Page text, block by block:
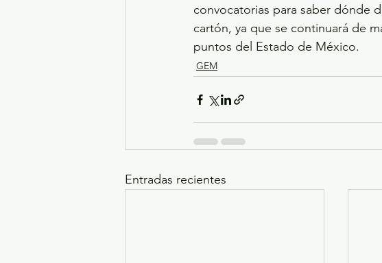
convocatorias para saber dónde
cartón, ya que se continuará de
puntos del Estado de México.
GEM
Entradas recientes